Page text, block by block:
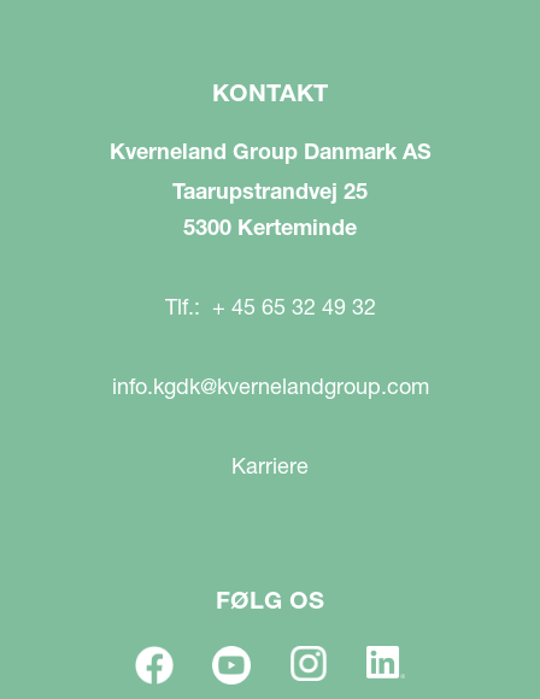
KONTAKT
Kverneland Group Danmark AS
Taarupstrandvej 25
5300 Kerteminde
Tlf.: + 45 65 32 49 32
info.kgdk@kvernelandgroup.com
Karriere
FØLG OS